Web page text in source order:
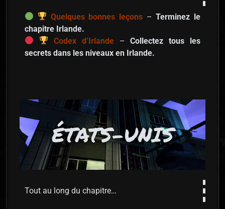
Quelques bonnes leçons –Terminez le
chapitre Irlande.
Codex d’Irlande–Collectez tous les
secrets dans les niveaux en Irlande.
ÉTATS-UNIS
Tout au long du chapitre…